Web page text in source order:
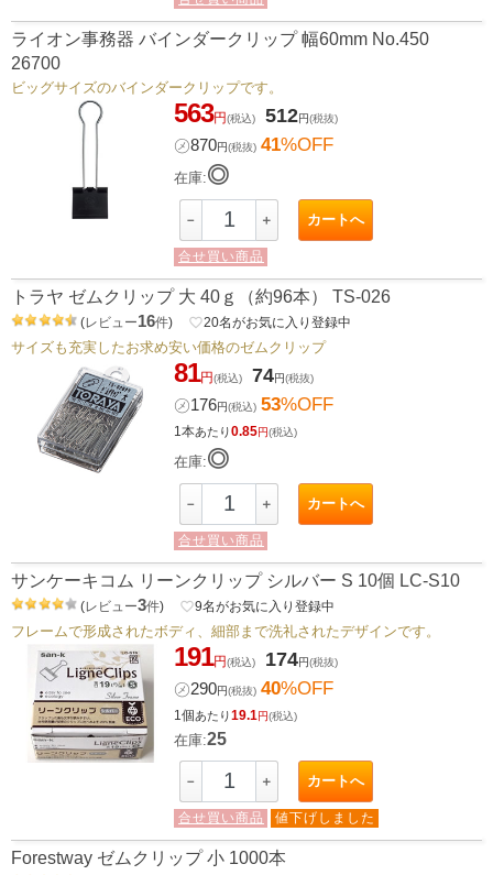
ライオン事務器 バインダークリップ 幅60mm No.450
26700
ビッグサイズのバインダークリップです。
563円(税込) 512円(税抜)
㋱870円(税抜) 41%OFF
在庫:◎
－ ＋ カートへ
合せ買い商品
トラヤ ゼムクリップ 大 40ｇ（約96本） TS-026
(レビュー16件) favorite_border20名がお気に入り登録中
サイズも充実したお求め安い価格のゼムクリップ
81円(税込) 74円(税抜)
㋱176円(税込) 53%OFF
1本あたり0.85円(税込)
在庫:◎
－ ＋ カートへ
合せ買い商品
サンケーキコム リーンクリップ シルバー S 10個 LC-S10
(レビュー3件) favorite_border9名がお気に入り登録中
フレームで形成されたボディ、細部まで洗礼されたデザインです。
191円(税込) 174円(税抜)
㋱290円(税抜) 40%OFF
1個あたり19.1円(税込)
在庫:25
－ ＋ カートへ
合せ買い商品 値下げしました
Forestway ゼムクリップ 小 1000本